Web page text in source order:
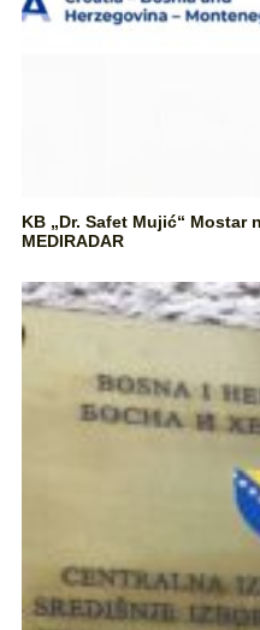
KB „Dr. Safet Mujić“
MEDIRADAR